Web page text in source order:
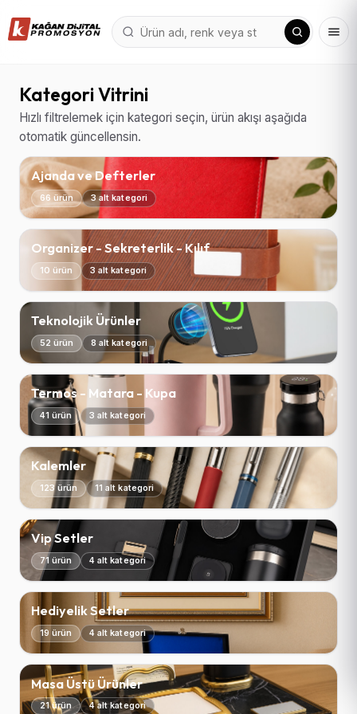
Kategori Vitrini
Hızlı filtrelemek için kategori seçin, ürün akışı aşağıda
otomatik güncellensin.
Ajanda ve Defterler
66 ürün 3 alt kategori
Organizer - Sekreterlik - Kılıf
10 ürün 3 alt kategori
Teknolojik Ürünler
52 ürün 8 alt kategori
Termos - Matara - Kupa
41 ürün 3 alt kategori
Kalemler
123 ürün 11 alt kategori
Vip Setler
71 ürün 4 alt kategori
Hediyelik Setler
19 ürün 4 alt kategori
Masa Üstü Ürünler
21 ürün 4 alt kategori